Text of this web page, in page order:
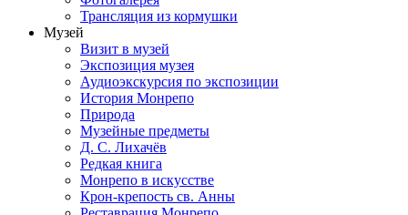
Трансляция из кормушки
Музей
Визит в музей
Экспозиция музея
Аудиоэкскурсия по экспозиции
История Монрепо
Природа
Музейные предметы
Д. С. Лихачёв
Редкая книга
Монрепо в искусстве
Крон-крепость св. Анны